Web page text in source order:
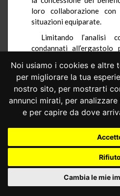
Noi usiamo i cookies e altre
per migliorare la tua
nostro sito, per mostrarti
annunci mirati, per
e per capire da dove
Rifiuto
Cambia le mie
loro collaborazione
situazioni equiparate.
Limitando l’analisi
condannati
dalla questione di
oggi sottoposta
conviene in particolare
profili differenziali del
applicabile, rispetto a
soggetti o non alle
ordin. penit.
La generalità
ordin. penit. può di regola